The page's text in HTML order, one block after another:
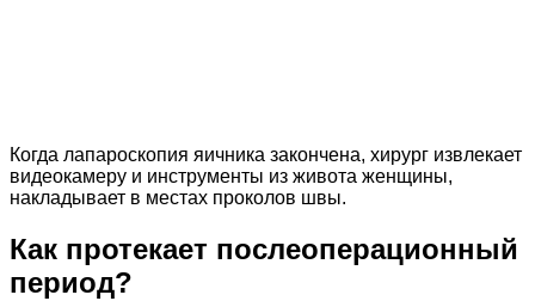
Когда лапароскопия яичника закончена, хирург извлекает
видеокамеру и инструменты из живота женщины,
накладывает в местах проколов швы.
Как протекает послеоперационный
период?